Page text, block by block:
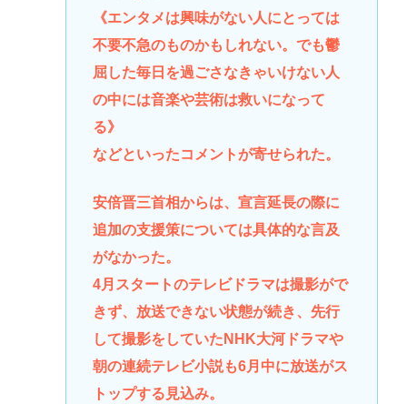
《エンタメは興味がない人にとっては
不要不急のものかもしれない。でも鬱
屈した毎日を過ごさなきゃいけない人
の中には音楽や芸術は救いになって
る》
などといったコメントが寄せられた。
安倍晋三首相からは、宣言延長の際に
追加の支援策については具体的な言及
がなかった。
4月スタートのテレビドラマは撮影がで
きず、放送できない状態が続き、先行
して撮影をしていたNHK大河ドラマや
朝の連続テレビ小説も6月中に放送がス
トップする見込み。